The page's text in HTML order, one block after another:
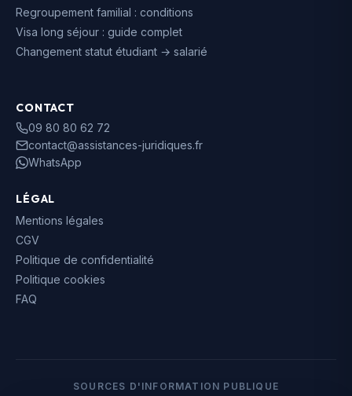
Regroupement familial : conditions
Visa long séjour : guide complet
Changement statut étudiant → salarié
CONTACT
09 80 80 62 72
contact@assistances-juridiques.fr
WhatsApp
LÉGAL
Mentions légales
CGV
Politique de confidentialité
Politique cookies
FAQ
SOURCES D'INFORMATION PUBLIQUE